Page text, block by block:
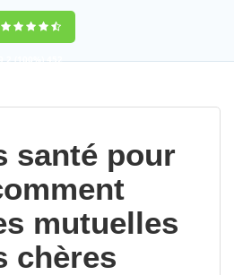
(100%)452
santé pour
mutuelles
chères